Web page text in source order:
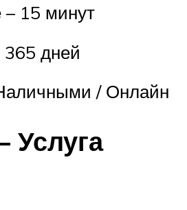
– 15 минут
365 дней
/ Онлайн
Услуга